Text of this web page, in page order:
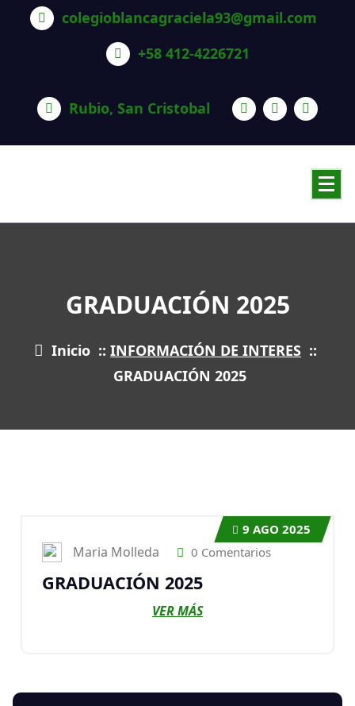
Saltar
colegioblancagraciela93@gmail.com
+58 412-4226721
Rubio, San Cristobal
GRADUACIÓN 2025
Inicio ::INFORMACIÓN DE INTERES ::
GRADUACIÓN 2025
9 AGO 2025
Maria Molleda 0 Comentarios
GRADUACIÓN 2025
VER MÁS